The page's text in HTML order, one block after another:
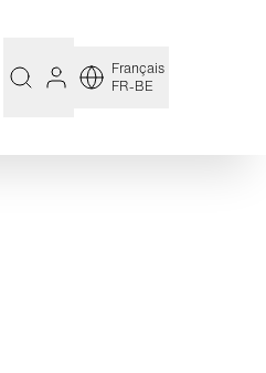
Français
FR-BE